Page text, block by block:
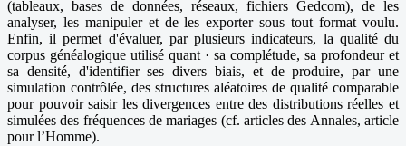
(tableaux, bases de données, réseaux, fichiers Gedcom), de les
analyser, les manipuler et de les exporter sous tout format voulu.
Enfin, il permet d'évaluer, par plusieurs indicateurs, la qualité du
corpus généalogique utilisé quant · sa complétude, sa profondeur et
sa densité, d'identifier ses divers biais, et de produire, par une
simulation contrôlée, des structures aléatoires de qualité comparable
pour pouvoir saisir les divergences entre des distributions réelles et
simulées des fréquences de mariages (cf. articles des Annales, article
pour l’Homme).